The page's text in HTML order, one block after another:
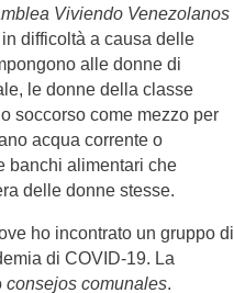
Viviendo Venezolanos
difficoltà a causa delle
alle donne di
le donne della classe
soccorso come mezzo per
acqua corrente o
banchi alimentari che
delle donne stesse.
ho incontrato un gruppo di
di COVID-19. La
consejos comunales.